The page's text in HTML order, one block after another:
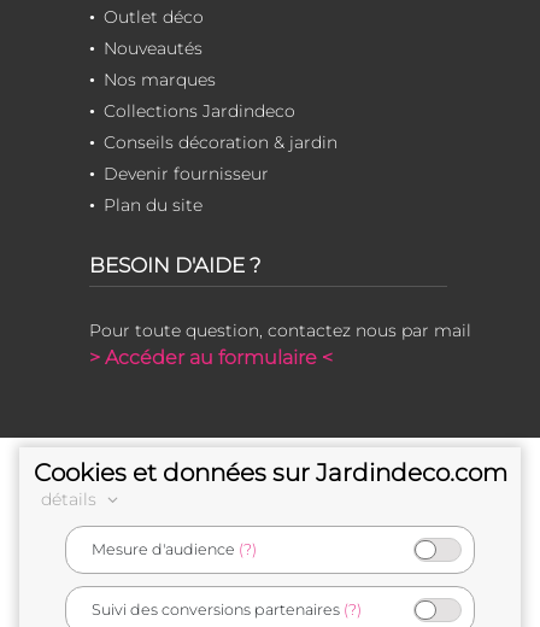
Outlet déco
Nouveautés
Nos marques
Collections Jardindeco
Conseils décoration & jardin
Devenir fournisseur
Plan du site
BESOIN D'AIDE ?
Pour toute question, contactez nous par mail
> Accéder au formulaire <
e-commerçant français
Cookies et données sur Jardindeco.com
détails
Mesure d'audience (?)
Suivi des conversions partenaires (?)